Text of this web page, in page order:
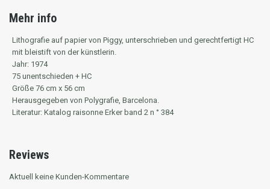
Mehr info
Lithografie auf papier von Piggy, unterschrieben und gerechtfertigt HC
mit bleistift von der künstlerin.
Jahr: 1974
75 unentschieden + HC
Größe 76 cm x 56 cm
Herausgegeben von Polygrafie, Barcelona.
Literatur: Katalog raisonne Erker band 2 n ° 384
Reviews
Aktuell keine Kunden-Kommentare